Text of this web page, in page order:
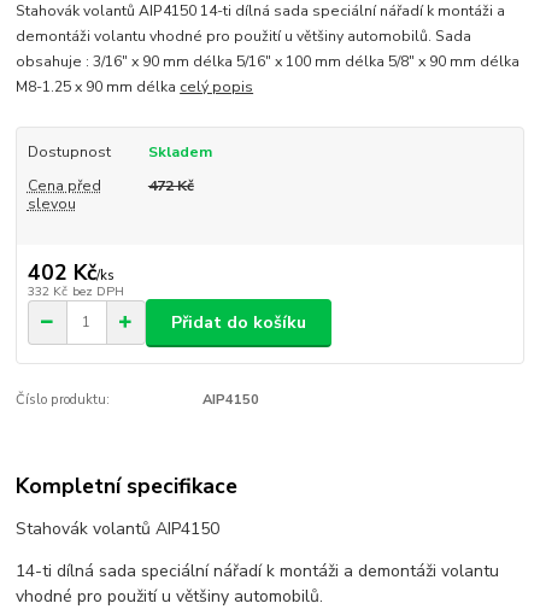
Stahovák volantů AIP4150 14-ti dílná sada speciální nářadí k montáži a
demontáži volantu vhodné pro použití u většiny automobilů. Sada
obsahuje : 3/16" x 90 mm délka 5/16" x 100 mm délka 5/8" x 90 mm délka
M8-1.25 x 90 mm délka celý popis
Dostupnost
Skladem
Cena před
slevou
472 Kč
402 Kč/ks
332 Kč bez DPH
Přidat do košíku
Číslo produktu: AIP4150
Kompletní specifikace
Stahovák volantů AIP4150
14-ti dílná sada speciální nářadí k montáži a demontáži volantu
vhodné pro použití u většiny automobilů.